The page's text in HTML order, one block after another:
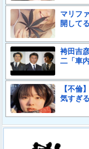
マリフ
開して
袴田吉
二「車
【不倫
気すぎ